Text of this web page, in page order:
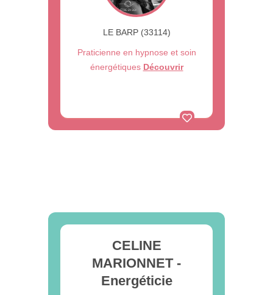
LE BARP (33114)
Praticienne en hypnose et soin
énergétiques Découvrir
CELINE
MARIONNET -
Energéticie